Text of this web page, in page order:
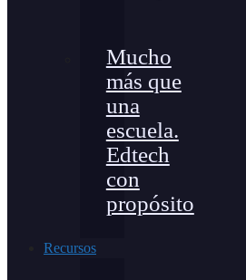
Mucho
más que
una
escuela.
Edtech
con
propósito
Recursos